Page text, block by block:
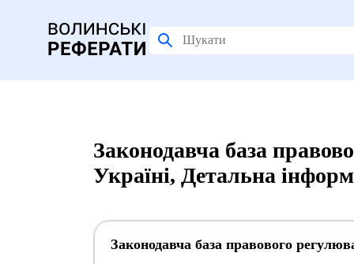
Законодавча база
Україні, Детальна
Законодавча база правового